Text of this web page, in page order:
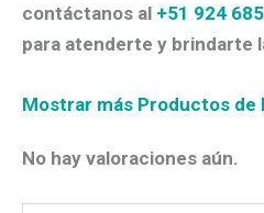
contáctanos al +51 924
para atenderte y brindarte
Mostrar más Productos de
No hay valoraciones aún.